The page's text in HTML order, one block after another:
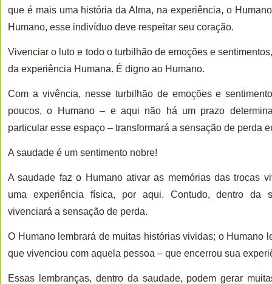
que é mais uma história da Alma, na experiência, o
Humano, esse indivíduo deve respeitar seu coração.
Vivenciar o luto e todo o turbilhão de emoções e
da experiência Humana. É digno ao Humano.
Com a vivência, nesse turbilhão de emoções e
poucos, o Humano – e aqui não há um prazo
particular esse espaço – transformará a sensação de perda
A saudade é um sentimento nobre!
A saudade faz o Humano ativar as memórias das trocas
uma experiência física, por aqui. Contudo, dentro da
vivenciará a sensação de perda.
O Humano lembrará de muitas histórias vividas; o Humano
que vivenciou com aquela pessoa – que encerrou sua
Essas lembranças, dentro da saudade, podem gerar